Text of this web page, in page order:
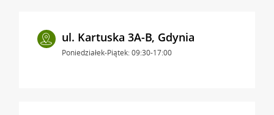
ul. Kartuska 3A-B, Gdynia
Poniedziałek-Piątek: 09:30-17:00